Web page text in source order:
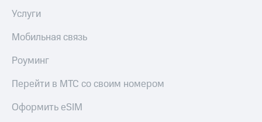
Услуги
Мобильная связь
Роуминг
Перейти в МТС со своим номером
Оформить eSIM